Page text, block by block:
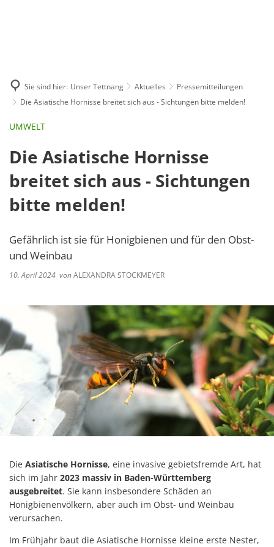
Sie sind hier: Unser Tettnang Aktuelles
Pressemitteilungen
Die Asiatische Hornisse breitet sich aus - Sichtungen bitte melden!
UMWELT
Die Asiatische Hornisse
breitet sich aus - Sichtungen
bitte melden!
Gefährlich ist sie für Honigbienen und für den Obst-
und Weinbau
10. April 2024 vonALEXANDRA STOCKMEYER
Die Asiatische Hornisse, eine invasive gebietsfremde Art, hat
sich im Jahr 2023 massiv in Baden-Württemberg
ausgebreitet. Sie kann insbesondere Schäden an
Honigbienenvölkern, aber auch im Obst- und Weinbau
verursachen.
Im Frühjahr baut die Asiatische Hornisse kleine erste Nester,